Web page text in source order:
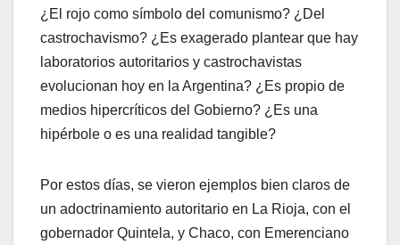
¿El rojo como símbolo del comunismo? ¿Del
castrochavismo? ¿Es exagerado plantear que hay
laboratorios autoritarios y castrochavistas
evolucionan hoy en la Argentina? ¿Es propio de
medios hipercríticos del Gobierno? ¿Es una
hipérbole o es una realidad tangible?
Por estos días, se vieron ejemplos bien claros de
un adoctrinamiento autoritario en La Rioja, con el
gobernador Quintela, y Chaco, con Emerenciano